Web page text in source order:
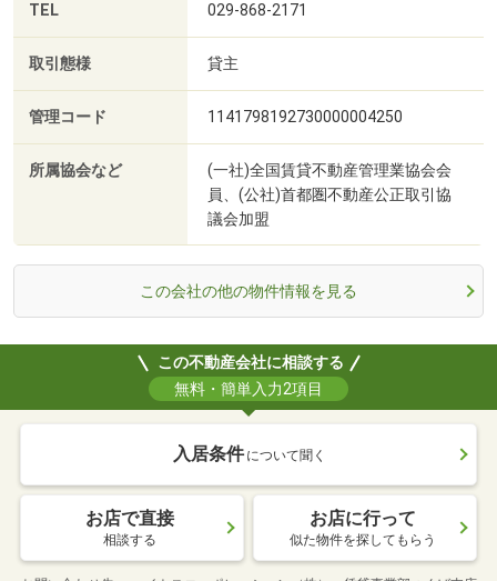
TEL 029-868-2171
取引態様 貸主
管理コード 1141798192730000004250
所属協会など
(一社)全国賃貸不動産管理業協会会
員、(公社)首都圏不動産公正取引協
議会加盟
この会社の他の物件情報を見る
この不動産会社に相談する
無料・簡単入力2項目
入居条件 について聞く
お店で直接
相談する
お店に行って
似た物件を探してもらう